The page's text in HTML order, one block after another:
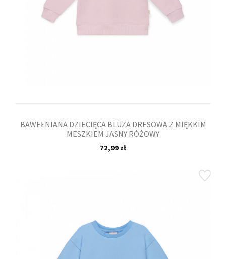
BAWEŁNIANA DZIECIĘCA BLUZA DRESOWA Z MIĘKKIM
MESZKIEM JASNY RÓŻOWY
72,99 zł